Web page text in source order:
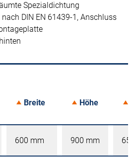
Spezialdichtung
DIN EN 61439-1, Anschluss
Breite Höhe
600 mm 900 mm